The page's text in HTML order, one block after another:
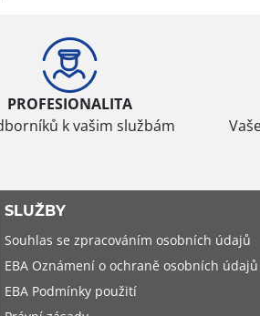
PROFESIONALITA
k vašim službám
SLUŽBY
Souhlas se zpracováním osobních údajů
EBA Oznámení o ochraně osobních údajů
EBA Podmínky použití